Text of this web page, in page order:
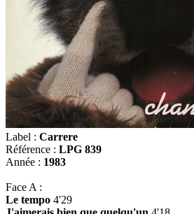
Label : Carrere
Référence : LPG 839
Année : 1983
Face A :
Le tempo 4'29